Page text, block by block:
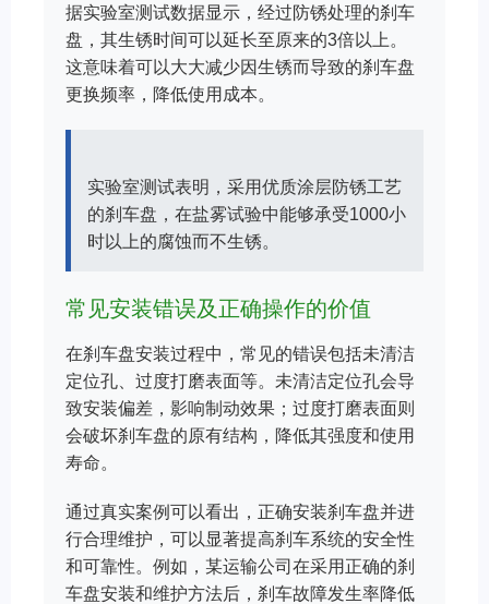
据实验室测试数据显示，经过防锈处理的刹车
盘，其生锈时间可以延长至原来的3倍以上。
这意味着可以大大减少因生锈而导致的刹车盘
更换频率，降低使用成本。
实验室测试表明，采用优质涂层防锈工艺
的刹车盘，在盐雾试验中能够承受1000小
时以上的腐蚀而不生锈。
常见安装错误及正确操作的价值
在刹车盘安装过程中，常见的错误包括未清洁
定位孔、过度打磨表面等。未清洁定位孔会导
致安装偏差，影响制动效果；过度打磨表面则
会破坏刹车盘的原有结构，降低其强度和使用
寿命。
通过真实案例可以看出，正确安装刹车盘并进
行合理维护，可以显著提高刹车系统的安全性
和可靠性。例如，某运输公司在采用正确的刹
车盘安装和维护方法后，刹车故障发生率降低